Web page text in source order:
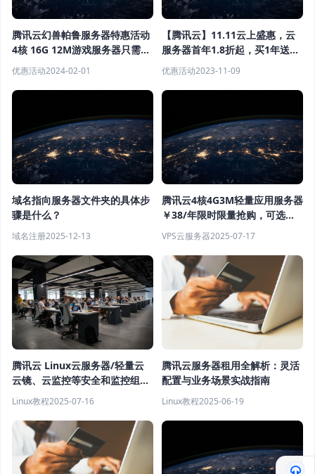
腾讯云幻兽帕鲁服务器特惠活动
4核 16G 12M游戏服务器只需32
元/月起
优惠活动2024-02-01
【腾讯云】11.11云上盛惠，云
服务器首年1.8折起，买1年送3
个月！境外云服务器15元/月
起，买更多省更多！
优惠活动2023-11-09
域名指向服务器文件夹的具体步
骤是什么？
域名注册2025-12-13
腾讯云4核4G3M轻量应用服务器
￥38/年限时限量抢购，可选北
京、上海和广州地区
VPS云服务器2025-07-17
腾讯云 Linux云服务器/轻量云
云镜、云监控等安全和监控组件
卸载教程
Linux教程2025-07-16
腾讯云服务器租用全解析：灵活
配置与业务场景实战指南
Linux教程2025-06-19